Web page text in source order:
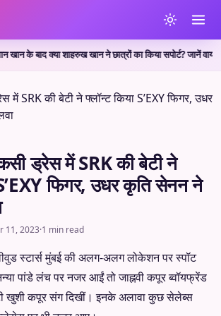
क्या शाहरुख खान ने छात्रों का किया सपोर्ट? जानें वायरल
ड्रेस में SRK की बेटी ने
फिगर, उधर कृति सेनन ने
11, 2023·1 min read
स्टार्स मुंबई की अलग-अलग लोकेशन पर स्पॉट
पांडे लंच पर नजर आईं तो जाह्नवी कपूर ब्वॉयफ्रेंड
खुशी कपूर संग दिखीं। इनके अलावा कुछ सेलेब्स